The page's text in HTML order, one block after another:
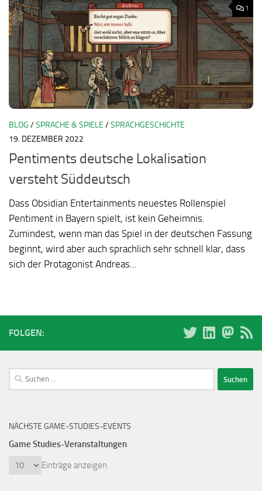
1
BLOG /SPRACHE & SPIELE /SPRACHGESCHICHTE
19. DEZEMBER 2022
Pentiments deutsche Lokalisation
versteht Süddeutsch
Dass Obsidian Entertainments neuestes Rollenspiel
Pentiment in Bayern spielt, ist kein Geheimnis.
Zumindest, wenn man das Spiel in der deutschen Fassung
beginnt, wird aber auch sprachlich sehr schnell klar, dass
sich der Protagonist Andreas...
FOLGEN:
Suchen
nach:
NÄCHSTE GAME-STUDIES-EVENTS
Game Studies-Veranstaltungen
Einträge anzeigen